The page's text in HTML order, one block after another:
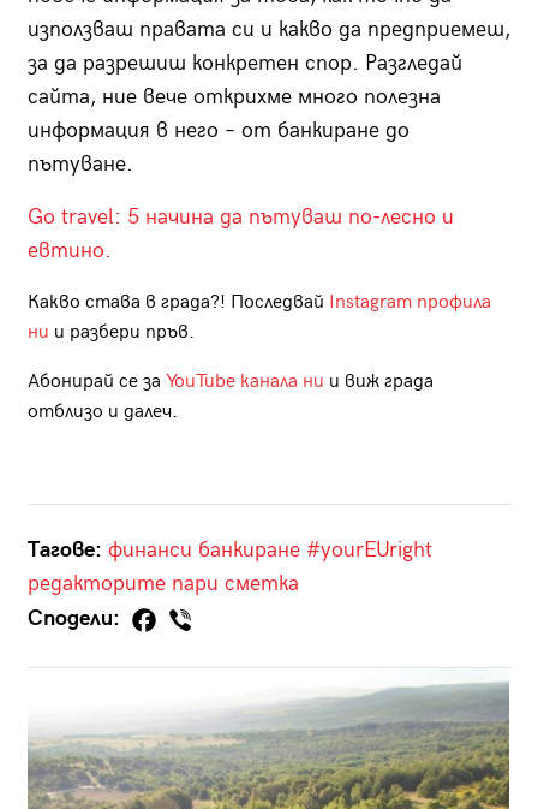
използваш правата си и какво да предприемеш,
за да разрешиш конкретен спор. Разгледай
сайта, ние вече открихме много полезна
информация в него – от банкиране до
пътуване.
Go travel: 5 начина да пътуваш по-лесно и
евтино.
Какво става в града?! Последвай Instagram профила
ни и разбери пръв.
Абонирай се за YouTube канала ни и виж града
отблизо и далеч.
Тагове: финанси банкиране #yourEUright
редакторите пари сметка
Сподели: